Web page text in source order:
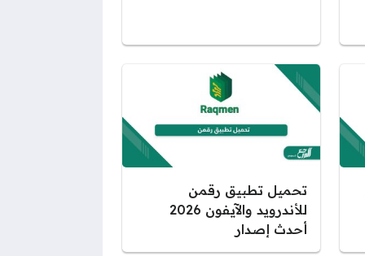
تحميل تطبيق رقمن
للأندرويد والآيفون 2026
أحدث إصدار